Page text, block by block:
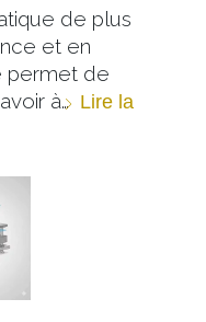
de plus
et en
permet de
à… Lire la